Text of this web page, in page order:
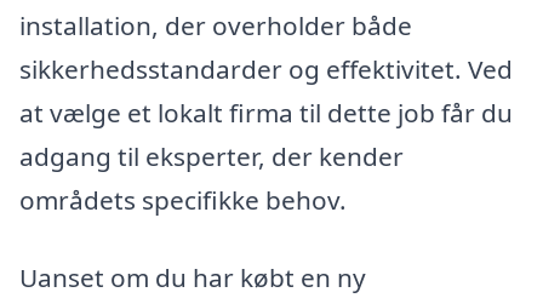
installation, der overholder både
sikkerhedsstandarder og effektivitet. Ved
at vælge et lokalt firma til dette job får du
adgang til eksperter, der kender
områdets specifikke behov.
Uanset om du har købt en ny